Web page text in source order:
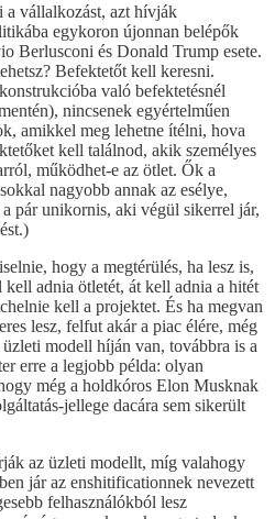
a vállalkozást, azt hívják
egykoron újonnan belépők
Berlusconi és Donald Trump esete.
Befektetőt kell keresni.
való befektetésnél
nincsenek egyértelműen
amikkel meg lehetne ítélni, hova
kell találnod, akik személyes
működhet-e az ötlet. Ők a
nagyobb annak az esélye,
pár unikornis, aki végül sikerrel jár,
hogy a megtérülés, ha lesz is,
kell adnia ötletét, át kell adnia a hitét
kell a projektet. És ha megvan
lesz, felfut akár a piac élére, még
modell híján van, továbbra is a
erre a legjobb példa: olyan
még a holdkóros Elon Musknak
jellege dacára sem sikerült
az üzleti modellt, míg valahogy
jár az enshitificationnek nevezett
felhasználókból lesz